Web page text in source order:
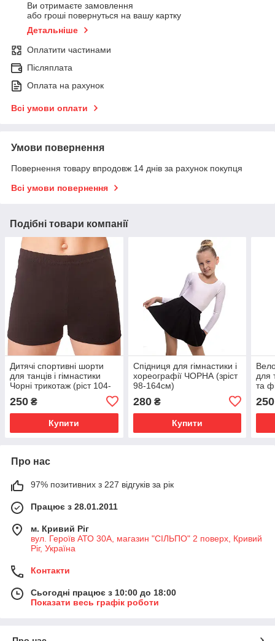
Ви отримаєте замовлення
або гроші повернуться на вашу картку
Детальніше
Оплатити частинами
Післяплата
Оплата на рахунок
Всі умови оплати
Умови повернення
Повернення товару впродовж 14 днів за рахунок покупця
Всі умови повернення
Подібні товари компанії
Дитячі спортивні шорти
для танців і гімнастики
Чорні трикотаж (ріст 104-
250 ₴
Купити
Спідниця для гімнастики і
хореографії ЧОРНА (зріст
98-164см)
280₴
Купити
для
та
250
Про нас
97% позитивних з 227 відгуків за рік
Працює з 28.01.2011
м. Кривий Ріг
вул. Героїв АТО 30А, магазин "СІЛЬПО" 2 поверх, Кривий
Ріг, Україна
Контакти
Сьогодні працює з 10:00 до 18:00
Показати весь графік роботи